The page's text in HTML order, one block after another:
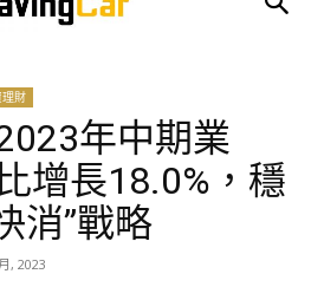
財
年中期業
增長18.0%，穩
消”戰略
, 2023